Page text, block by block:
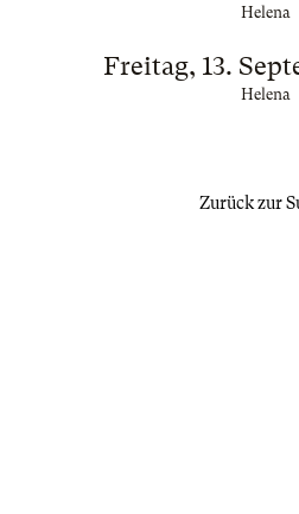
Helena
Freitag, 13.
Helena
Zurück zur